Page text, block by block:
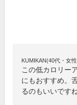
KUMIKAN(40代・女
この低カロリー
にもおすすめ。
るのもいいです